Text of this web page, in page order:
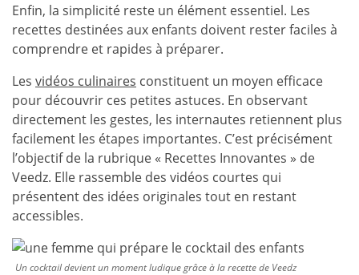
Enfin, la simplicité reste un élément essentiel. Les
recettes destinées aux enfants doivent rester faciles à
comprendre et rapides à préparer.
Les vidéos culinaires constituent un moyen efficace
pour découvrir ces petites astuces. En observant
directement les gestes, les internautes retiennent plus
facilement les étapes importantes. C’est précisément
l’objectif de la rubrique « Recettes Innovantes » de
Veedz. Elle rassemble des vidéos courtes qui
présentent des idées originales tout en restant
accessibles.
Un cocktail devient un moment ludique grâce à la recette de Veedz